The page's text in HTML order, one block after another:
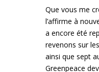
Que vous me
l’affirme à
a encore été
revenons sur
ainsi que sept
Greenpeace